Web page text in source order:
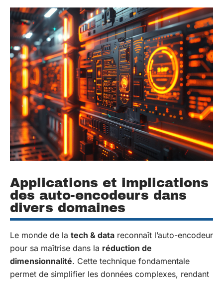
Applications et implications
des auto-encodeurs dans
divers domaines
Le monde de la tech & data reconnaît l’auto-encodeur
pour sa maîtrise dans la réduction de
dimensionnalité. Cette technique fondamentale
permet de simplifier les données complexes, rendant